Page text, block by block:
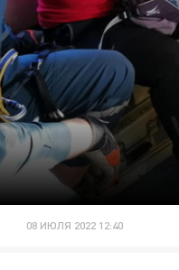
08 ИЮЛЯ 2022 12:40